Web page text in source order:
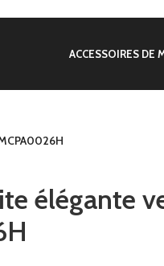
ACCESSOIRES DE
élégante